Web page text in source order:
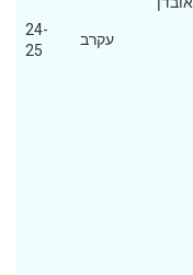
24-
25
עקרב